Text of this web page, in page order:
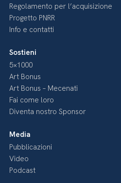
Regolamento per l’acquisizione
Progetto PNRR
Info e contatti
Sostieni
5×1000
Art Bonus
Art Bonus – Mecenati
Fai come loro
Diventa nostro Sponsor
Media
Pubblicazioni
Video
Podcast